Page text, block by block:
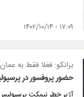
۱۷:۰۹ - ۱۴۰۲/۱۰/۱۴
برانکو: فغلا فقط به
حضور پروفسور در